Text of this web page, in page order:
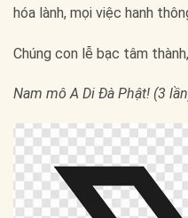
hóa lành, mọi việc hanh
Chúng con lễ bạc tâm
Nam mô A Di Đà Phật! (3